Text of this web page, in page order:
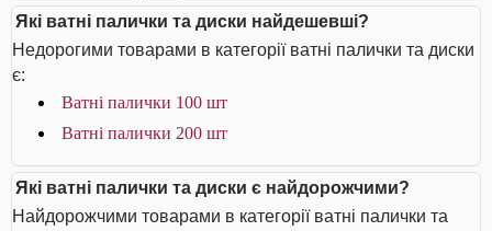
Які ватні палички та диски найдешевші?
Недорогими товарами в категорії ватні палички та диски
є:
Ватні палички 100 шт
Ватні палички 200 шт
Які ватні палички та диски є найдорожчими?
Найдорожчими товарами в категорії ватні палички та